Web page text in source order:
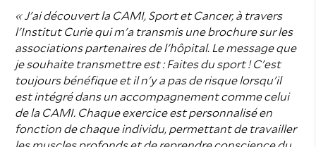
« J'ai découvert la CAMI, Sport et Cancer, à travers
l'Institut Curie qui m'a transmis une brochure sur les
associations partenaires de l'hôpital. Le message que
je souhaite transmettre est : Faites du sport ! C'est
toujours bénéfique et il n'y a pas de risque lorsqu'il
est intégré dans un accompagnement comme celui
de la CAMI. Chaque exercice est personnalisé en
fonction de chaque individu, permettant de travailler